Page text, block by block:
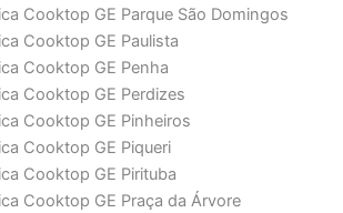
Cooktop GE Parque São Domingos
Cooktop GE Paulista
Cooktop GE Penha
Cooktop GE Perdizes
Cooktop GE Pinheiros
Cooktop GE Piqueri
Cooktop GE Pirituba
Cooktop GE Praça da Árvore